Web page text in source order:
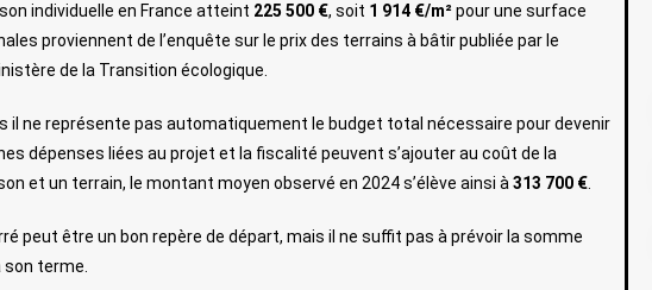
individuelle en France atteint 225 500 €, soit 1 914 €/m²pour une surface
proviennent de l’enquête sur le prix des terrains à bâtir publiée par le
de la Transition écologique.
il ne représente pas automatiquement le budget total nécessaire pour devenir
dépenses liées au projet et la fiscalité peuvent s’ajouter au coût de la
et un terrain, le montant moyen observé en 2024 s’élève ainsi à 313 700 €
peut être un bon repère de départ, mais il ne suffit pas à prévoir la somme
terme.